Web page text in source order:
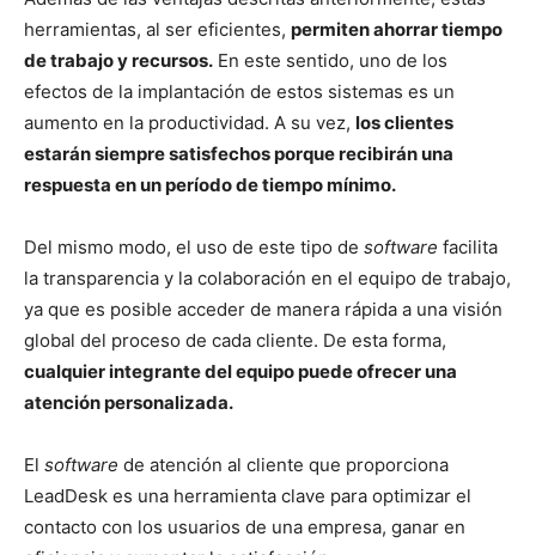
herramientas, al ser eficientes, permiten ahorrar tiempo
de trabajo y recursos. En este sentido, uno de los
efectos de la implantación de estos sistemas es un
aumento en la productividad. A su vez, los clientes
estarán siempre satisfechos porque recibirán una
respuesta en un período de tiempo mínimo.
Del mismo modo, el uso de este tipo de software facilita
la transparencia y la colaboración en el equipo de trabajo,
ya que es posible acceder de manera rápida a una visión
global del proceso de cada cliente. De esta forma,
cualquier integrante del equipo puede ofrecer una
atención personalizada.
El software de atención al cliente que proporciona
LeadDesk es una herramienta clave para optimizar el
contacto con los usuarios de una empresa, ganar en